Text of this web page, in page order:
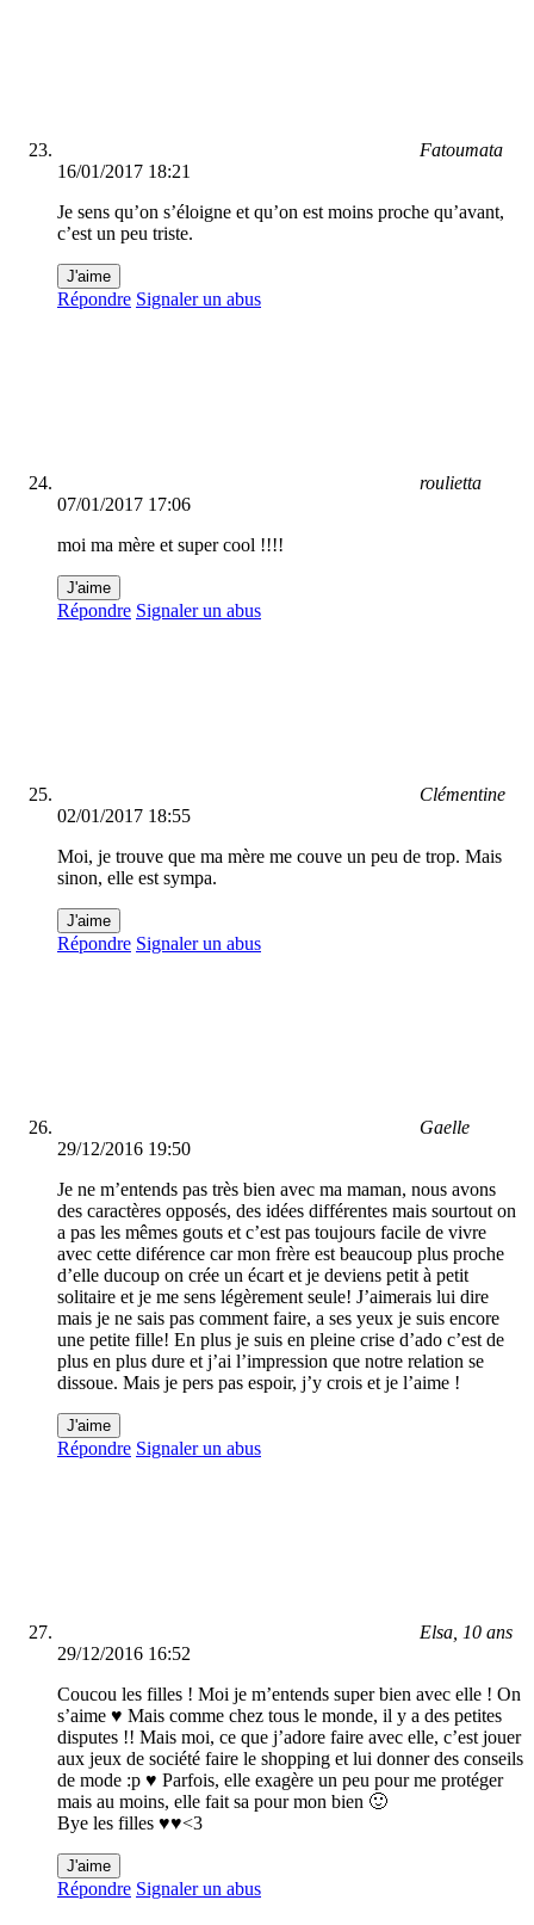
Fatoumata
16/01/2017 18:21
Je sens qu’on s’éloigne et qu’on est moins proche qu’avant,
c’est un peu triste.
J'aime
Répondre Signaler un abus
roulietta
07/01/2017 17:06
moi ma mère et super cool !!!!
J'aime
Répondre Signaler un abus
Clémentine
02/01/2017 18:55
Moi, je trouve que ma mère me couve un peu de trop. Mais
sinon, elle est sympa.
J'aime
Répondre Signaler un abus
Gaelle
29/12/2016 19:50
Je ne m’entends pas très bien avec ma maman, nous avons
des caractères opposés, des idées différentes mais sourtout on
a pas les mêmes gouts et c’est pas toujours facile de vivre
avec cette diférence car mon frère est beaucoup plus proche
d’elle ducoup on crée un écart et je deviens petit à petit
solitaire et je me sens légèrement seule! J’aimerais lui dire
mais je ne sais pas comment faire, a ses yeux je suis encore
une petite fille! En plus je suis en pleine crise d’ado c’est de
plus en plus dure et j’ai l’impression que notre relation se
dissoue. Mais je pers pas espoir, j’y crois et je l’aime !
J'aime
Répondre Signaler un abus
Elsa, 10 ans
29/12/2016 16:52
Coucou les filles ! Moi je m’entends super bien avec elle ! On
s’aime ♥ Mais comme chez tous le monde, il y a des petites
disputes !! Mais moi, ce que j’adore faire avec elle, c’est jouer
aux jeux de société faire le shopping et lui donner des conseils
de mode :p ♥ Parfois, elle exagère un peu pour me protéger
mais au moins, elle fait sa pour mon bien 🙂
Bye les filles ♥♥<3
J'aime
Répondre Signaler un abus